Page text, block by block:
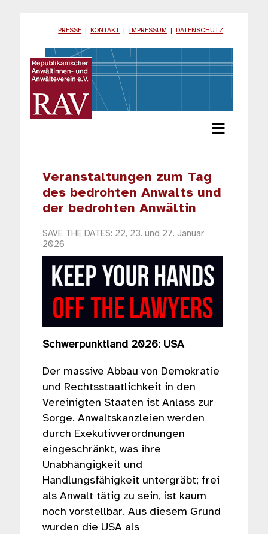
PRESSE KONTAKT |IMPRESSUM DATENSCHUTZ
≡
Veranstaltungen zum Tag
des bedrohten Anwalts und
der bedrohten Anwältin
SAVE THE DATES: 22, 23. und 27. Januar
2026
Schwerpunktland 2026: USA
Der massive Abbau von Demokratie
und Rechtsstaatlichkeit in den
Vereinigten Staaten ist Anlass zur
Sorge. Anwaltskanzleien werden
durch Exekutivverordnungen
eingeschränkt, was ihre
Unabhängigkeit und
Handlungsfähigkeit untergräbt; frei
als Anwalt tätig zu sein, ist kaum
noch vorstellbar. Aus diesem Grund
wurden die USA als